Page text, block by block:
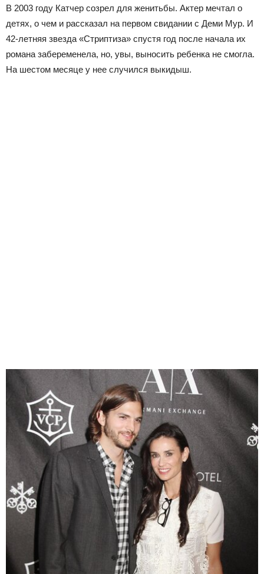
В 2003 году Катчер созрел для женитьбы. Актер мечтал о
детях, о чем и рассказал на первом свидании с Деми Мур. И
42-летняя звезда «Стриптиза» спустя год после начала их
романа забеременела, но, увы, выносить ребенка не смогла.
На шестом месяце у нее случился выкидыш.